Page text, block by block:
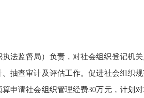
法监督局）负责，对社会组织登记机
抽查审计及评估工作。促进社会组织
申请社会组织管理经费30万元，计划